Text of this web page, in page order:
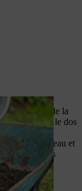
à l’aide de la
fentes avec le dos
environ
le dos du râteau et
la terre des
la